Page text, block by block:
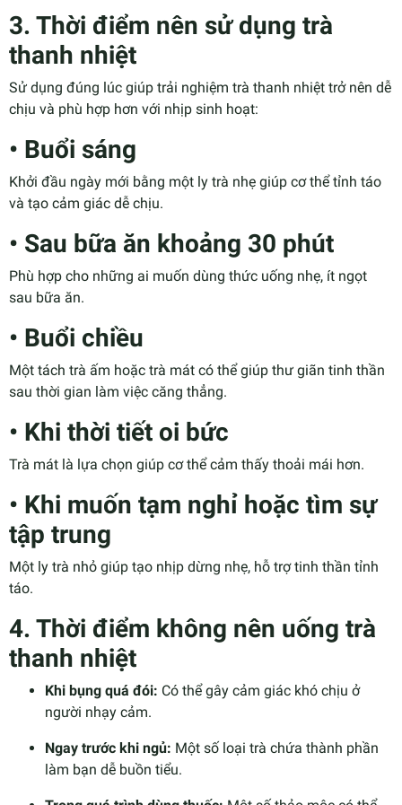
3. Thời điểm nên sử dụng trà
thanh nhiệt
Sử dụng đúng lúc giúp trải nghiệm trà thanh nhiệt trở nên dễ
chịu và phù hợp hơn với nhịp sinh hoạt:
• Buổi sáng
Khởi đầu ngày mới bằng một ly trà nhẹ giúp cơ thể tỉnh táo
và tạo cảm giác dễ chịu.
• Sau bữa ăn khoảng 30 phút
Phù hợp cho những ai muốn dùng thức uống nhẹ, ít ngọt
sau bữa ăn.
• Buổi chiều
Một tách trà ấm hoặc trà mát có thể giúp thư giãn tinh thần
sau thời gian làm việc căng thẳng.
• Khi thời tiết oi bức
Trà mát là lựa chọn giúp cơ thể cảm thấy thoải mái hơn.
• Khi muốn tạm nghỉ hoặc tìm sự
tập trung
Một ly trà nhỏ giúp tạo nhịp dừng nhẹ, hỗ trợ tinh thần tỉnh
táo.
4. Thời điểm không nên uống trà
thanh nhiệt
Khi bụng quá đói: Có thể gây cảm giác khó chịu ở
người nhạy cảm.
Ngay trước khi ngủ: Một số loại trà chứa thành phần
làm bạn dễ buồn tiểu.